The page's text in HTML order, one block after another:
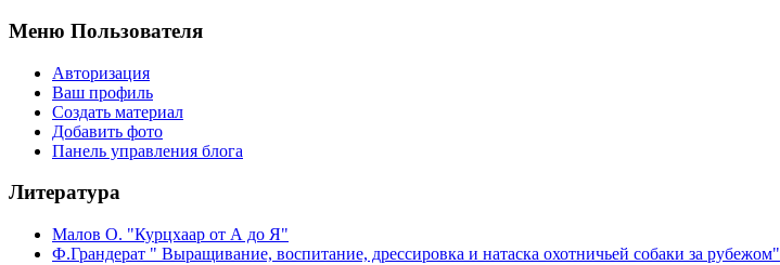
Меню Пользователя
Авторизация
Ваш профиль
Создать материал
Добавить фото
Панель управления блога
Литература
Малов О. "Курцхаар от А до Я"
Ф.Грандерат " Выращивание, воспитание, дрессировка и натаска охотничьей собаки за рубежом"